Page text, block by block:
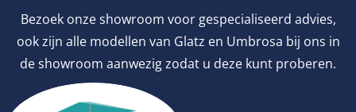
Bezoek onze showroom voor gespecialiseerd advies,
ook zijn alle modellen van Glatz en Umbrosa bij ons in
de showroom aanwezig zodat u deze kunt proberen.
inhoud